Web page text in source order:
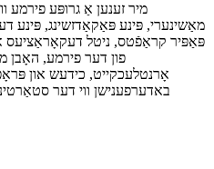
מיר זענען אַ גרופּע פירמע
מאַשינערי, פּינע פּאַקאַדזשינג, פּינע
פּאַפּיר קראַפֿטס, ניטל דעקאָראַציעס
פון דער פירמע, האָבן
אָרנטלעכקייט, כידעש און
באדערפענישן ווי דער